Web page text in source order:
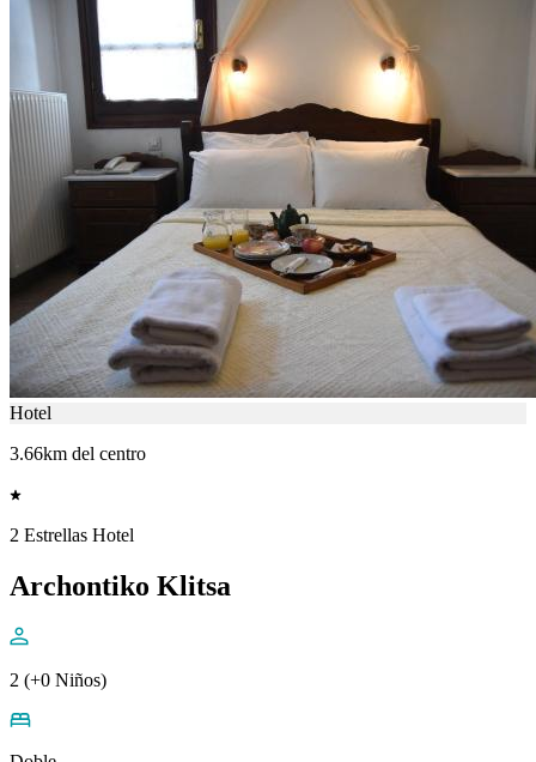
Hotel
3.66km del centro
2 Estrellas Hotel
Archontiko Klitsa
2 (+0 Niños)